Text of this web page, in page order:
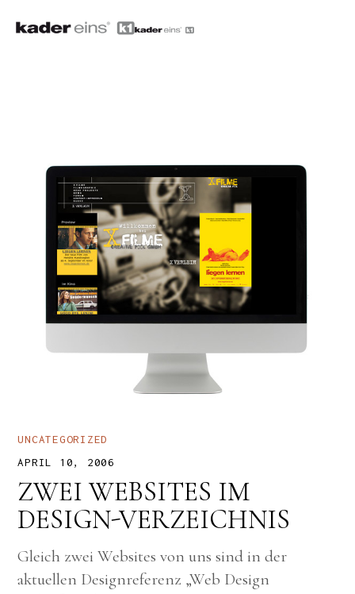
UNCATEGORIZED
APRIL 10, 2006
ZWEI WEBSITES IM
DESIGN-VERZEICHNIS
Gleich zwei Websites von uns sind in der
aktuellen Designreferenz „Web Design